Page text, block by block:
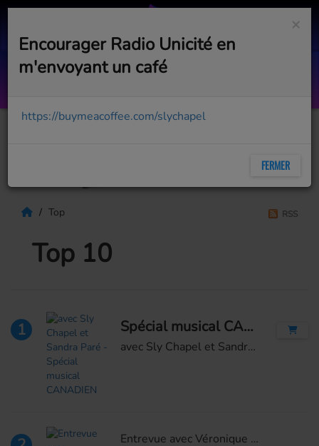
Orinoco Flow
Top
Top 10
RSS
1 Spécial musical CANADIEN
avec Sly Chapel et Sandra Paré
Entrevue avec Véronique Bilodeau
×
Encourager Radio Unicité en
m'envoyant un café
https://buymeacoffee.com/slychapel
FERMER